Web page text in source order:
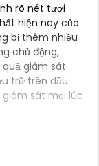
rõ nét tươi
hiện nay của
bị thêm nhiều
chủ động,
giám sát.
trữ trên đầu
sát mọi lúc